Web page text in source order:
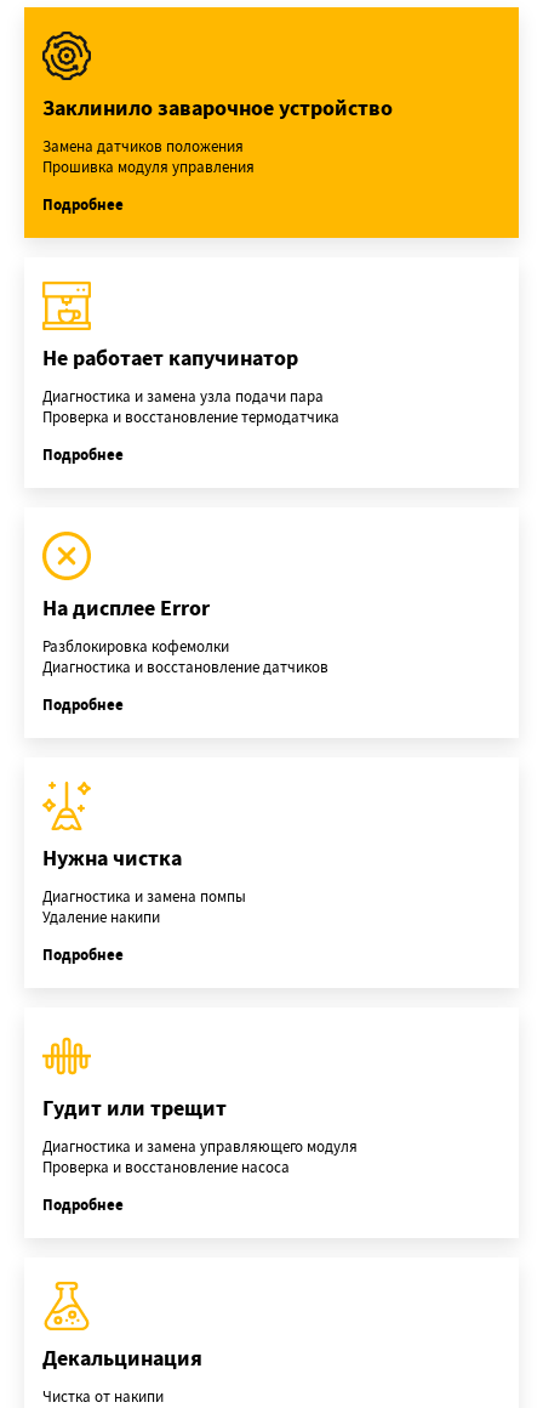
Заклинило заварочное устройство
Замена датчиков положения
Прошивка модуля управления
Подробнее
Не работает капучинатор
Диагностика и замена узла подачи пара
Проверка и восстановление термодатчика
Подробнее
На дисплее Error
Разблокировка кофемолки
Диагностика и восстановление датчиков
Подробнее
Нужна чистка
Диагностика и замена помпы
Удаление накипи
Подробнее
Гудит или трещит
Диагностика и замена управляющего модуля
Проверка и восстановление насоса
Подробнее
Декальцинация
Чистка от накипи